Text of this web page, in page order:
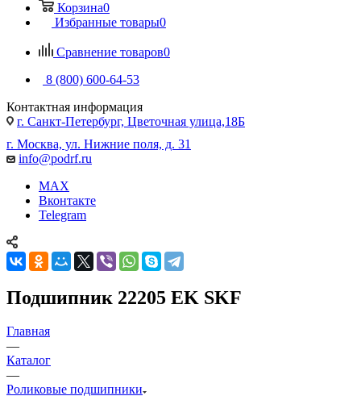
Корзина0
Избранные товары0
Сравнение товаров0
8 (800) 600-64-53
Контактная информация
г. Санкт-Петербург, Цветочная улица,18Б
г. Москва, ул. Нижние поля, д. 31
info@podrf.ru
MAX
Вконтакте
Telegram
Подшипник 22205 EK SKF
Главная
—
Каталог
—
Роликовые подшипники